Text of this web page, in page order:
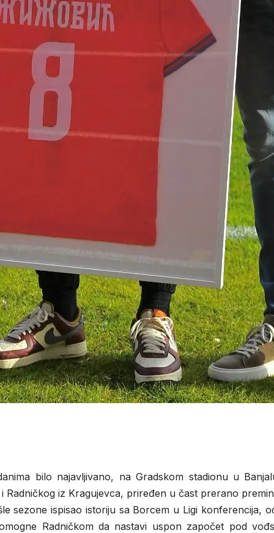
bilo najavljivano, na Gradskom stadionu u
Radničkog iz Kragujevca, priređen u čast prerano
sezone ispisao istoriju sa Borcem u Ligi konferencija,
Radničkom da nastavi uspon započet pod